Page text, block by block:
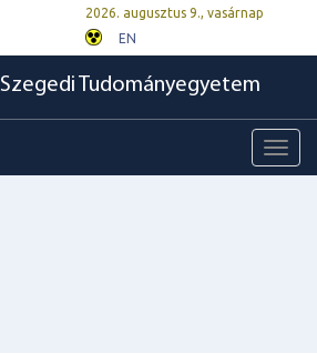
2026. augusztus 9., vasárnap
EN
Szegedi Tudományegyetem